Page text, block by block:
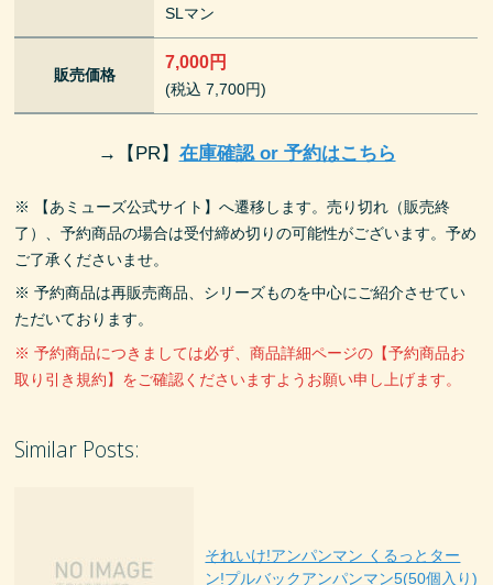
SLマン
販売価格
7,000円
(税込 7,700円)
→ 【PR】 在庫確認 or 予約はこちら
※ 【あミューズ公式サイト】へ遷移します。売り切れ（販売終
了）、予約商品の場合は受付締め切りの可能性がございます。予め
ご了承くださいませ。
※ 予約商品は再販売商品、シリーズものを中心にご紹介させてい
ただいております。
※ 予約商品につきましては必ず、商品詳細ページの【予約商品お
取り引き規約】をご確認くださいますようお願い申し上げます。
Similar Posts:
それいけ!アンパンマン くるっとター
ン!プルバックアンパンマン5(50個入り)